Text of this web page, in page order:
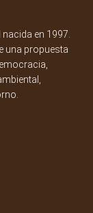
en 1997.
una propuesta